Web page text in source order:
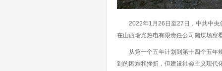
2022年1月26日至27日，中共中央总
在山西瑞光热电有限责任公司储煤场察
从第一个五年计划到第十四个五年规
到的困难和挫折，但建设社会主义现代